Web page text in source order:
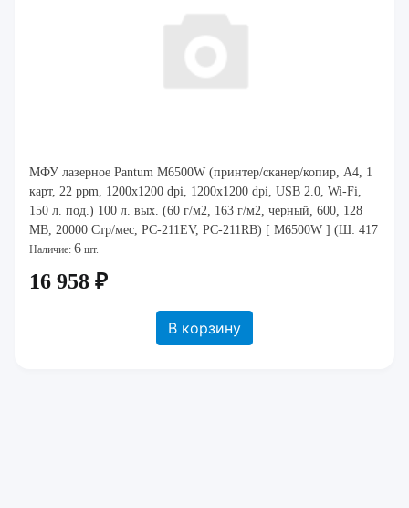
МФУ лазерное Pantum M6500W (принтер/сканер/копир, A4, 1
карт, 22 ppm, 1200x1200 dpi, 1200x1200 dpi, USB 2.0, Wi-Fi,
150 л. под.) 100 л. вых. (60 г/м2, 163 г/м2, черный, 600, 128
MB, 20000 Стр/мес, PC-211EV, PC-211RB) [ M6500W ] (Ш: 417
мм, В: 244 мм, Г: 3
Наличие: 6 шт.
16 958 ₽
В корзину